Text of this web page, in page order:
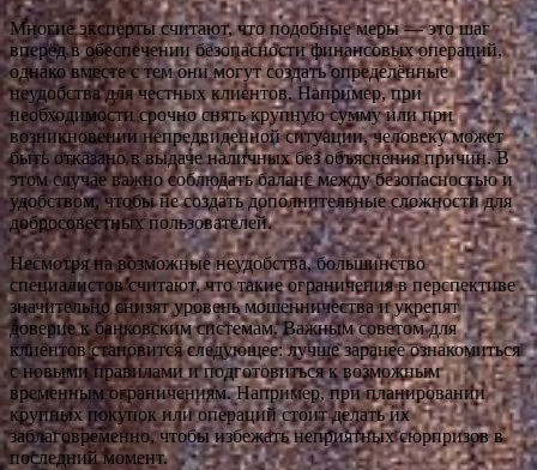
Многие эксперты считают, что подобные меры — это шаг
вперёд в обеспечении безопасности финансовых операций,
однако вместе с тем они могут создать определённые
неудобства для честных клиентов. Например, при
необходимости срочно снять крупную сумму или при
возникновении непредвиденной ситуации, человеку может
быть отказано в выдаче наличных без объяснения причин. В
этом случае важно соблюдать баланс между безопасностью и
удобством, чтобы не создать дополнительные сложности для
добросовестных пользователей.
Несмотря на возможные неудобства, большинство
специалистов считают, что такие ограничения в перспективе
значительно снизят уровень мошенничества и укрепят
доверие к банковским системам. Важным советом для
клиентов становится следующее: лучше заранее ознакомиться
с новыми правилами и подготовиться к возможным
временным ограничениям. Например, при планировании
крупных покупок или операций стоит делать их
заблаговременно, чтобы избежать неприятных сюрпризов в
последний момент.